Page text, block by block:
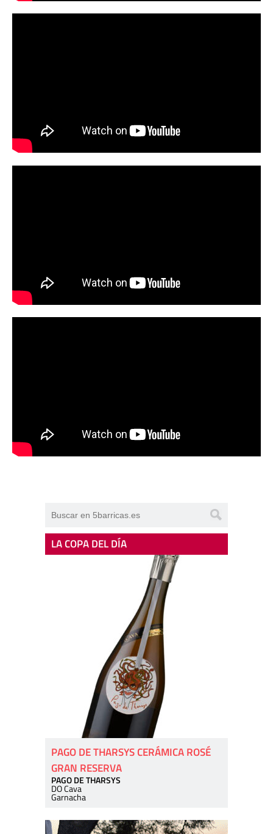
LA COPA DEL DÍA
PAGO DE THARSYS CERÁMICA ROSÉ
GRAN RESERVA
PAGO DE THARSYS
DO Cava
Garnacha